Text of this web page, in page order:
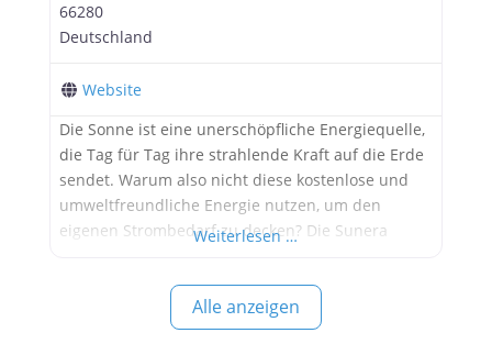
66280
Deutschland
Website
Die Sonne ist eine unerschöpfliche Energiequelle,
die Tag für Tag ihre strahlende Kraft auf die Erde
sendet. Warum also nicht diese kostenlose und
umweltfreundliche Energie nutzen, um den
eigenen Strombedarf zu decken? Die Sunera
Ihnen die perfekte Lösung dafür –
Photovoltaikanlagen, die es Ihnen ermöglichen,
Sonnenenergie in sauberen und nachhaltigen
Weiterlesen …
Alle anzeigen